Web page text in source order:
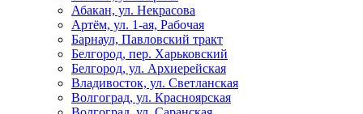
Абакан, ул. Некрасова
Артём, ул. 1-ая, Рабочая
Барнаул, Павловский тракт
Белгород, пер. Харьковский
Белгород, ул. Архиерейская
Владивосток, ул. Светланская
Волгоград, ул. Красноярская